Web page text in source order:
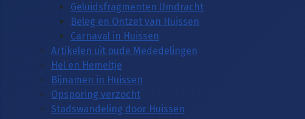
Geluidsfragmenten Umdracht
Beleg en Ontzet van Huissen
Carnaval in Huissen
Artikelen uit oude Mededelingen
Hel en Hemeltje
Bijnamen in Huissen
Opsporing verzocht
Stadswandeling door Huissen